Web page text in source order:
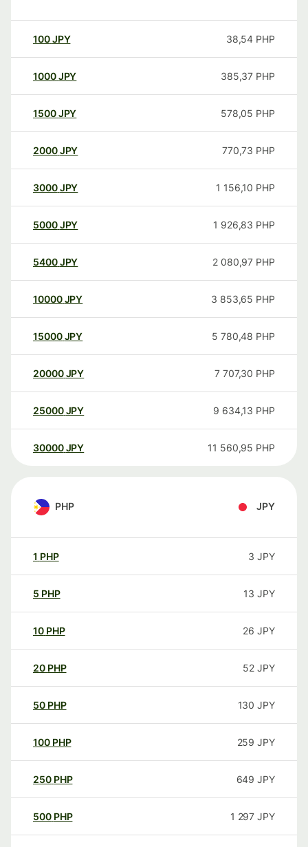
100JPY 38,54 PHP
1000JPY 385,37 PHP
1500JPY 578,05 PHP
2000JPY 770,73 PHP
3000JPY 1 156,10 PHP
5000JPY 1 926,83 PHP
5400JPY 2 080,97 PHP
10000 JPY 3 853,65 PHP
15000 JPY 5 780,48 PHP
20000 JPY 7 707,30 PHP
25000 JPY 9 634,13 PHP
30000 JPY 11 560,95 PHP
PHP JPY
1 PHP 3 JPY
5 PHP 13 JPY
10 PHP 26 JPY
20 PHP 52 JPY
50 PHP 130 JPY
100 PHP 259 JPY
250 PHP 649 JPY
500 PHP 1 297 JPY